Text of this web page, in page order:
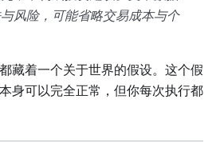
风险，可能省略交易成本与个
藏着一个关于世界的假设。这个假
身可以完全正常，但你每次执行都